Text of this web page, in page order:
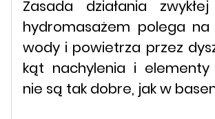
Zasada działania
hydromasażem polega na
wody i powietrza przez
kąt nachylenia i elementy
nie są tak dobre, jak w